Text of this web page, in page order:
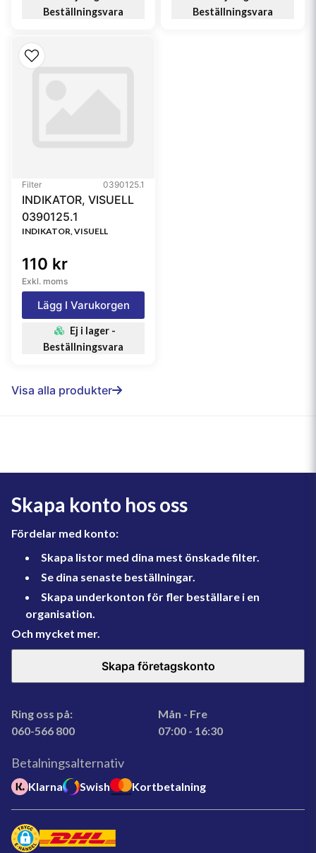
Beställningsvara
Beställningsvara
Filter 0390125.1
INDIKATOR, VISUELL
0390125.1
INDIKATOR, VISUELL
110 kr
Exkl. moms
Lägg I Varukorgen
Ej i lager -
Beställningsvara
Visa alla produkter
Skapa konto hos oss
Fördelar med konto:
Skapa listor med dina mest önskade filter.
Se dina senaste beställningar.
Skapa underkonton för fler beställare i en
organisation.
Och mycket mer.
Skapa företagskonto
Ring oss på:
060-566 800
Mån - Fre
07:00 - 16:30
Betalningsalternativ
Klarna Swish Kortbetalning